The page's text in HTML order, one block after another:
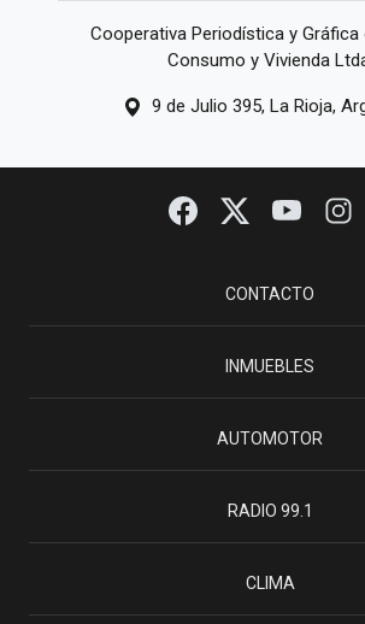
Cooperativa Periodística y Gráfica
Consumo y Vivienda
9 de Julio 395, La Rioja,
CONTACTO
INMUEBLES
AUTOMOTOR
RADIO 99.1
CLIMA